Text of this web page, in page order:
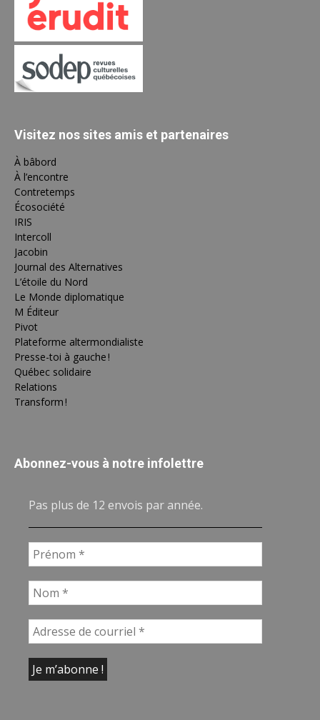
Visitez nos sites amis et partenaires
À bâbord
À l’encontre
Contretemps
Écosociété
IRIS
Intercoll
Jacobin
Journal des Alternatives
L’étoile du Nord
Le Monde diplomatique
M Éditeur
Pivot
Plateforme altermondialiste
Presse-toi à gauche !
Québec solidaire
Relations
Transform !
Abonnez-vous à notre infolettre
Pas plus de 12 envois par année.